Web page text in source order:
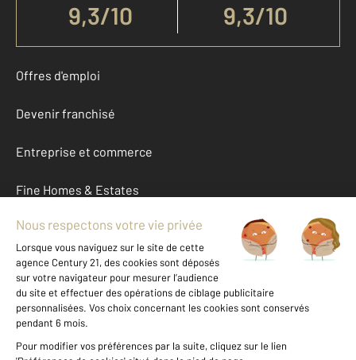
9,3/10 9,3/10
Offres d'emploi
Devenir franchisé
Entreprise et commerce
Fine Homes & Estates
À propos
International
Nous contacter